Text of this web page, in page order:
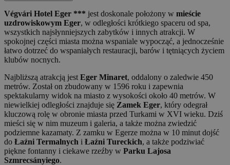
Végvári Hotel Eger *** jest doskonale położony w mieście
uzdrowiskowym Eger, w odległości krótkiego spaceru od spa,
wszystkich najsłynniejszych zabytków i innych atrakcji. W
spokojnej części miasta można wspaniale wypocząć, a jednocześnie
łatwo dotrzeć do wspaniałych restauracji, barów i tętniących życiem
klubów nocnych.
Najbliższą atrakcją jest Eger Minaret, oddalony o zaledwie 450
metrów. Został on zbudowany w 1596 roku i zapewnia
spektakularny widok na miasto z wysokości około 40 metrów. W
niewielkiej odległości znajduje się Zamek Eger, który odegrał
kluczową rolę w obronie miasta przed Turkami w XVI wieku. Dziś
mieści się w nim muzeum i galeria, a także można zwiedzić
podziemne kazamaty. Z zamku w Egerze można w 10 minut dojść
do Łaźni Termalnych i Łaźni Tureckich, a także podziwiać
piękne fontanny i ciekawe rzeźby w Parku Lajosa
Szmrecsányiego.